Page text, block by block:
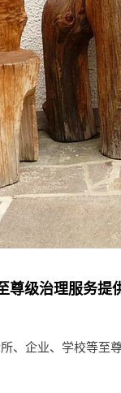
尊级治理服务提
、企业、学校等至